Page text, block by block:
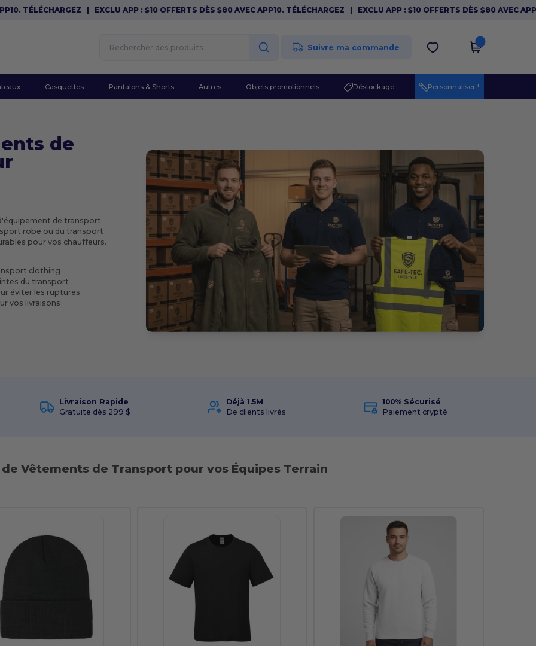
|EXCLU APP : $10 OFFERTS DÈS $80 AVEC APP10. TÉLÉCHARGEZ|EXCLU APP : $10 OFFERTS DÈS $80 AVEC APP10.
Suivre ma commande
Casquettes Pantalons & Shorts Autres Objets promotionnels Déstockage Personnaliser !
de
de transport.
robe ou du transport
pour vos chauffeurs.
clothing
du transport
éviter les ruptures
vos livraisons
Livraison Rapide
Gratuite dès 299 $
Déjà 1.5M
De clients livrés
100% Sécurisé
Paiement crypté
Vêtements de Transport pour vos Équipes Terrain